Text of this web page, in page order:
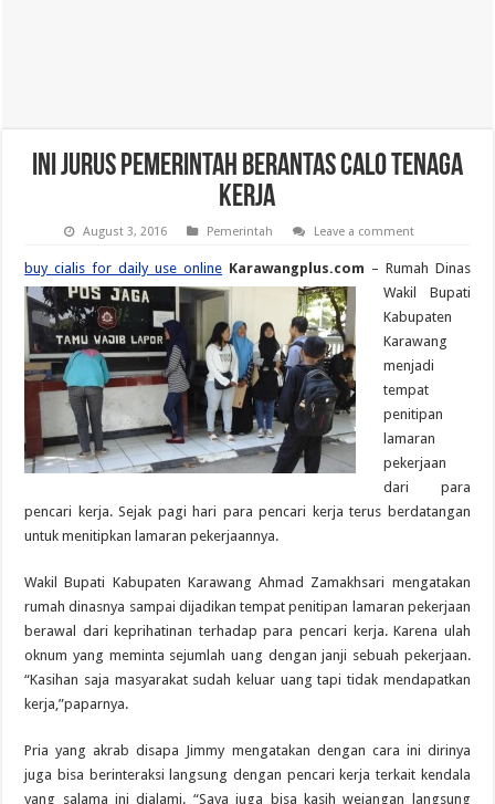
Ini Jurus Pemerintah Berantas Calo Tenaga
Kerja
August 3, 2016 Pemerintah Leave a comment
buy cialis for daily use online Karawangplus.com – Rumah Dinas
Wakil Bupati
Kabupaten
Karawang
menjadi
tempat
penitipan
lamaran
pekerjaan
dari para
pencari kerja. Sejak pagi hari para pencari kerja terus berdatangan
untuk menitipkan lamaran pekerjaannya.
Wakil Bupati Kabupaten Karawang Ahmad Zamakhsari mengatakan
rumah dinasnya sampai dijadikan tempat penitipan lamaran pekerjaan
berawal dari keprihatinan terhadap para pencari kerja. Karena ulah
oknum yang meminta sejumlah uang dengan janji sebuah pekerjaan.
“Kasihan saja masyarakat sudah keluar uang tapi tidak mendapatkan
kerja,”paparnya.
Pria yang akrab disapa Jimmy mengatakan dengan cara ini dirinya
juga bisa berinteraksi langsung dengan pencari kerja terkait kendala
yang salama ini dialami. “Saya juga bisa kasih wejangan langsung